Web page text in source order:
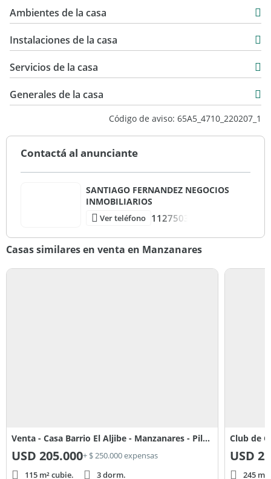
USD 192.000
177 m2
Ambientes de la casa
Instalaciones de la casa
Servicios de la casa
Generales de la casa
Código de aviso: 65A5_4710_220207_1
Contactá al anunciante
SANTIAGO FERNANDEZ NEGOCIOS
INMOBILIARIOS
Ver teléfono 1127503
Casas similares en venta en Manzanares
Venta - Casa Barrio El Aljibe - Manzanares - Pilar APTO CRÉDITO
USD 205.000+ $ 250.000 expensas
115 m² cubie.
3 dorm.
Club de
USD
245